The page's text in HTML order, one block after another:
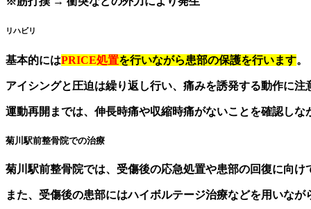
リハビリ
基本的にはPRICE処置を行いながら患部の保護を行います。
アイシングと圧迫は繰り返し行い、痛みを誘発する動作に注
運動再開までは、伸長時痛や収縮時痛がないことを確認しな
菊川駅前整骨院での治療
菊川駅前整骨院では、受傷後の応急処置や患部の回復に向け
また、受傷後の患部にはハイボルテージ治療などを用いな